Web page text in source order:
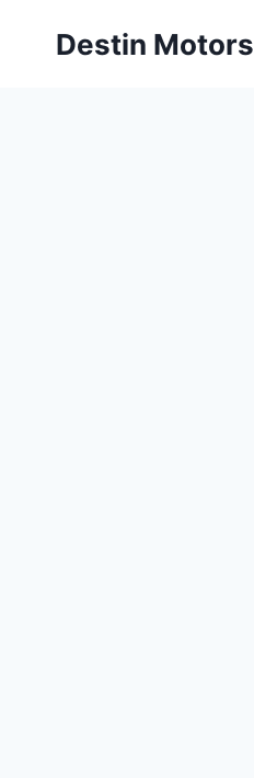
Destin Motors